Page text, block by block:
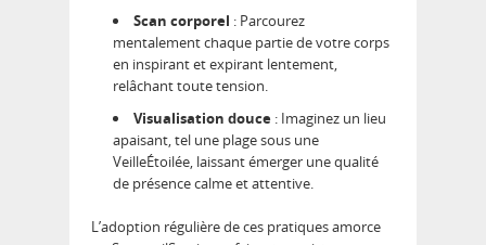
Scan corporel : Parcourez
mentalement chaque partie de votre corps
en inspirant et expirant lentement,
relâchant toute tension.
Visualisation douce : Imaginez un lieu
apaisant, tel une plage sous une
VeilleÉtoilée, laissant émerger une qualité
de présence calme et attentive.
L’adoption régulière de ces pratiques amorce